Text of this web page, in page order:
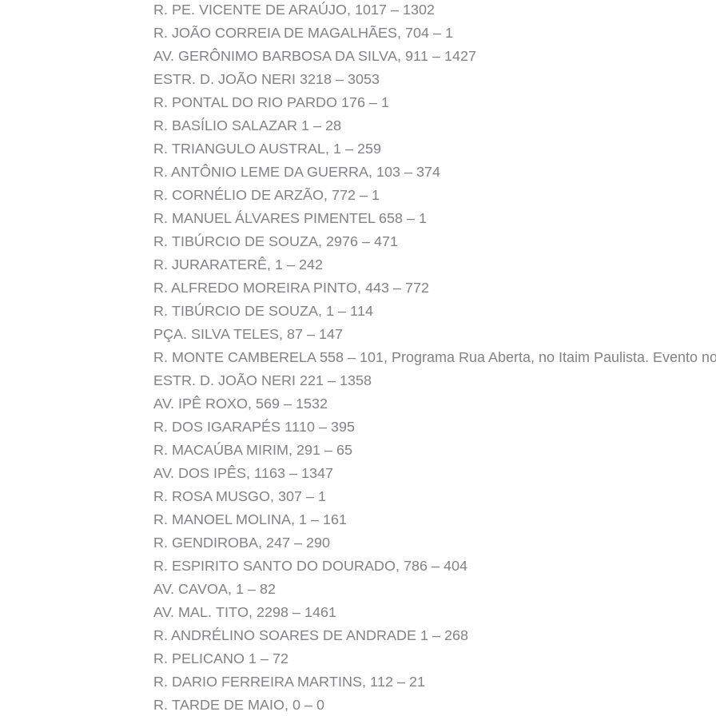
R. PE. VICENTE DE ARAÚJO, 1017 – 1302
R. JOÃO CORREIA DE MAGALHÃES, 704 – 1
AV. GERÔNIMO BARBOSA DA SILVA, 911 – 1427
ESTR. D. JOÃO NERI 3218 – 3053
R. PONTAL DO RIO PARDO 176 – 1
R. BASÍLIO SALAZAR 1 – 28
R. TRIANGULO AUSTRAL, 1 – 259
R. ANTÔNIO LEME DA GUERRA, 103 – 374
R. CORNÉLIO DE ARZÃO, 772 – 1
R. MANUEL ÁLVARES PIMENTEL 658 – 1
R. TIBÚRCIO DE SOUZA, 2976 – 471
R. JURARATERÊ, 1 – 242
R. ALFREDO MOREIRA PINTO, 443 – 772
R. TIBÚRCIO DE SOUZA, 1 – 114
PÇA. SILVA TELES, 87 – 147
R. MONTE CAMBERELA 558 – 101, Programa Rua Aberta, no Itaim Paulista. Evento
ESTR. D. JOÃO NERI 221 – 1358
AV. IPÊ ROXO, 569 – 1532
R. DOS IGARAPÉS 1110 – 395
R. MACAÚBA MIRIM, 291 – 65
AV. DOS IPÊS, 1163 – 1347
R. ROSA MUSGO, 307 – 1
R. MANOEL MOLINA, 1 – 161
R. GENDIROBA, 247 – 290
R. ESPIRITO SANTO DO DOURADO, 786 – 404
AV. CAVOA, 1 – 82
AV. MAL. TITO, 2298 – 1461
R. ANDRÉLINO SOARES DE ANDRADE 1 – 268
R. PELICANO 1 – 72
R. DARIO FERREIRA MARTINS, 112 – 21
R. TARDE DE MAIO, 0 – 0